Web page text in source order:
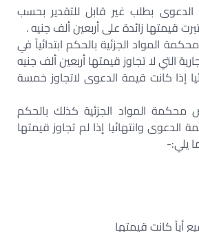
الدعوى بطلب غير قابل للتقدير بحسب
قيمتها زائدة على أربعين ألف جنيه .
المواد الجزئية بالحكم ابتدائياً في
التي لا تجاوز قيمتها أربعين ألف جنيه
إذا كانت قيمة الدعوى لاتجاوز خمسة
محكمة المواد الجزئية كذلك بالحكم
الدعوى وانتهائيا إذا لم تجاوز قيمتها
يلي:-